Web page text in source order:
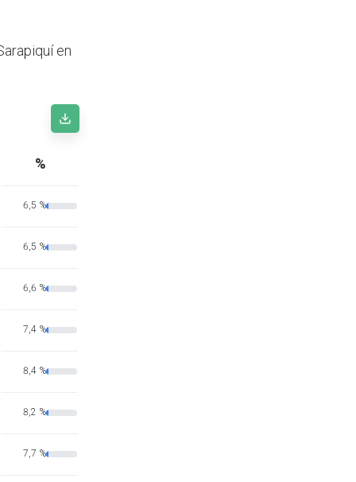
en
%
6,5 %
6,5 %
6,6 %
7,4 %
8,4 %
8,2 %
7,7 %